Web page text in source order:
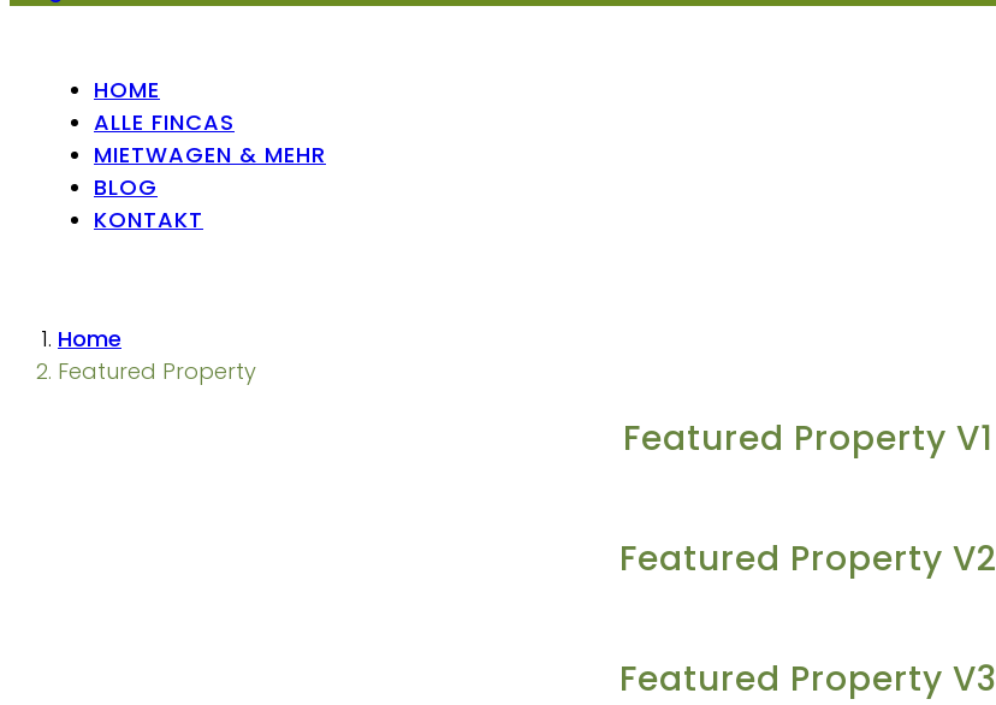
HOME
ALLE FINCAS
MIETWAGEN & MEHR
BLOG
KONTAKT
Home
Featured Property
Featured Property V1
Featured Property V2
Featured Property V3